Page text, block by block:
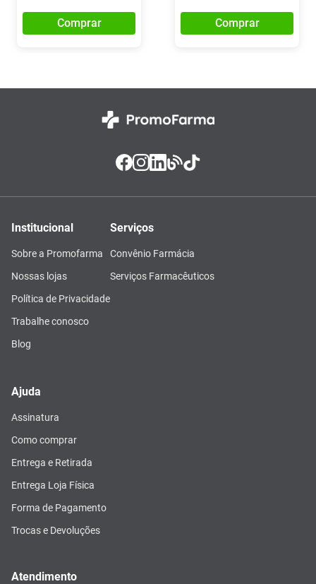
Comprar Comprar
Institucional
Sobre a Promofarma
Nossas lojas
Política de Privacidade
Trabalhe conosco
Blog
Serviços
Convênio Farmácia
Serviços Farmacêuticos
Ajuda
Assinatura
Como comprar
Entrega e Retirada
Entrega Loja Física
Forma de Pagamento
Trocas e Devoluções
Atendimento